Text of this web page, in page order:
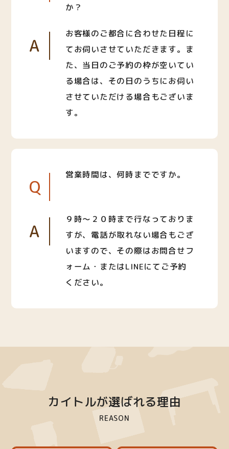
か？
A
お客様のご都合に合わせた日程に
てお伺いさせていただきます。ま
た、当日のご予約の枠が空いてい
る場合は、その日のうちにお伺い
させていただける場合もございま
す。
Q
営業時間は、何時までですか。
A
９時〜２０時まで行なっておりま
すが、電話が取れない場合もござ
いますので、その際はお問合せフ
ォーム・またはLINEにてご予約
ください。
カイトルが選ばれる理由
REASON